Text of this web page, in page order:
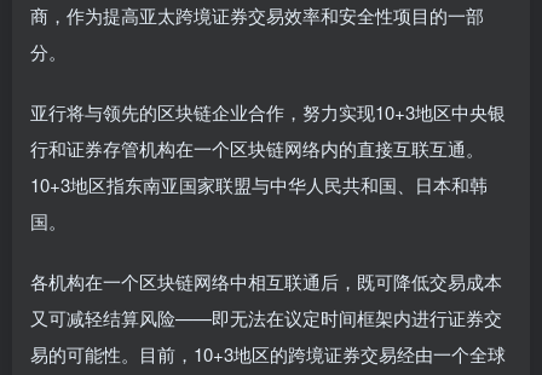
商，作为提高亚太跨境证券交易效率和安全性项目的一部
分。
亚行将与领先的区块链企业合作，努力实现10+3地区中央银
行和证券存管机构在一个区块链网络内的直接互联互通。
10+3地区指东南亚国家联盟与中华人民共和国、日本和韩
国。
各机构在一个区块链网络中相互联通后，既可降低交易成本
又可减轻结算风险——即无法在议定时间框架内进行证券交
易的可能性。目前，10+3地区的跨境证券交易经由一个全球